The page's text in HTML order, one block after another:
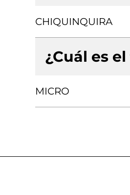
CHIQUINQUIRA
¿Cuál es
MICRO